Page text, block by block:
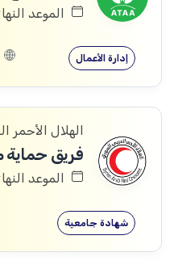
الموعد النهائي: 10/
إدارة الأعمال
الهلال الأحمر
فريق حماية
الموعد النهائي: 10/
شهادة جامعية